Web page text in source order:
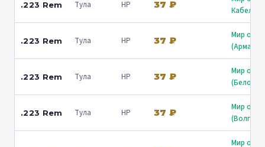
.223 Rem Тула HP 37 ₽
.223 Rem Тула HP 37 ₽
Мир
.223 Rem Тула HP 37 ₽
Мир
.223 Rem Тула HP 37 ₽
Мир
Мир